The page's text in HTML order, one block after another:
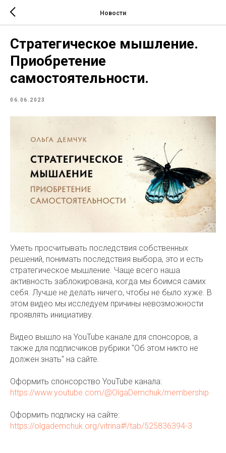
Новости
Стратегическое мышление.
Приобретение
самостоятельности.
06.06.2023
Уметь просчитывать последствия собственных
решений, понимать последствия выбора, это и есть
стратегическое мышление. Чаще всего наша
активность заблокирована, когда мы боимся самих
себя. Лучше не делать ничего, чтобы не было хуже. В
этом видео мы исследуем причины невозможности
проявлять инициативу.
Видео вышло на YouTube канале для спонсоров, а
также для подписчиков рубрики "Об этом никто не
должен знать" на сайте.
Оформить спонсорство YouTube канала:
https://www.youtube.com/@OlgaDemchuk/membership
Оформить подписку на сайте:
https://olgademchuk.org/vitrina#!/tab/525836394-3